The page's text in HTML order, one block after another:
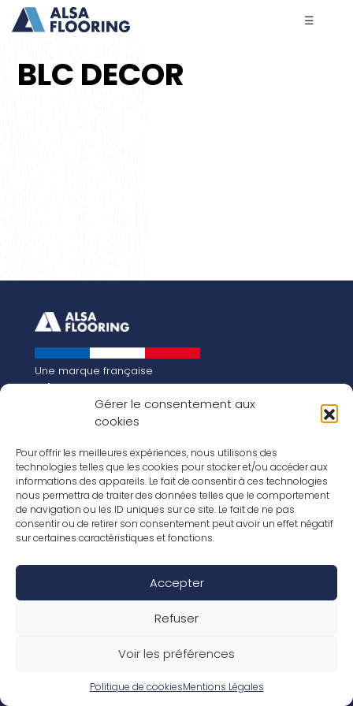
Gérer le consentement aux
cookies
Pour offrir les meilleures expériences, nous utilisons des
technologies telles que les cookies pour stocker et/ou accéder aux
informations des appareils. Le fait de consentir à ces technologies
nous permettra de traiter des données telles que le comportement
de navigation ou les ID uniques sur ce site. Le fait de ne pas
consentir ou de retirer son consentement peut avoir un effet négatif
sur certaines caractéristiques et fonctions.
Accepter
Refuser
Voir les préférences
Politique de cookiesMentions Légales
☰
BLC DECOR
Une marque française
Qui sommes-nous
Notre histoire
Les chiffres clés
FR
EN
Nos revêtements
Nos Stratifiés
Nos accessoires
Nos parquets
Conditions de garantie
Déclaration de performance
Politique de confidentialité